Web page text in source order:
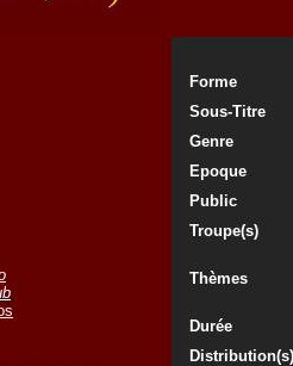
Forme
Sous-Titre
Genre
Epoque
Public
Troupe(s)
Thèmes
Durée
Distribution(s)